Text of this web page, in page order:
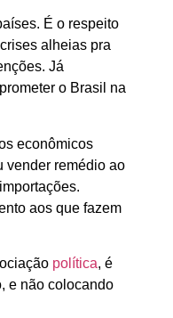
É o respeito
alheias pra
Já
o Brasil na
econômicos
vender remédio ao
aos que fazem
política, é
e não colocando